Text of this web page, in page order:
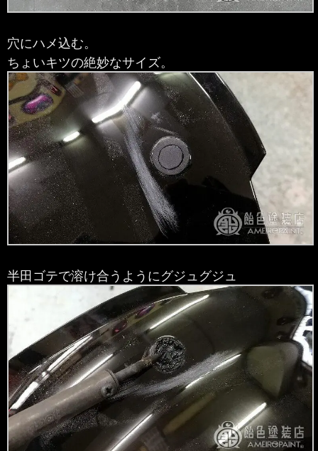
穴にハメ込む。
ちょいキツの絶妙なサイズ。
半田ゴテで溶け合うようにグジュグジュ